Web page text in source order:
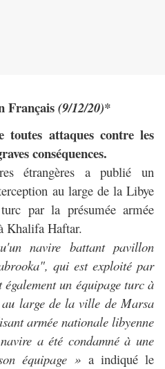
Français(9/12/20)*
attaques contre les
conséquences.
étrangères a publié un
au large de la Libye
par la présumée armée
Khalifa Haftar.
navire battant pavillon
qui est exploité par
un équipage turc à
large de la ville de Marsa
armée nationale libyenne
a été condamné à une
équipage » a indiqué le